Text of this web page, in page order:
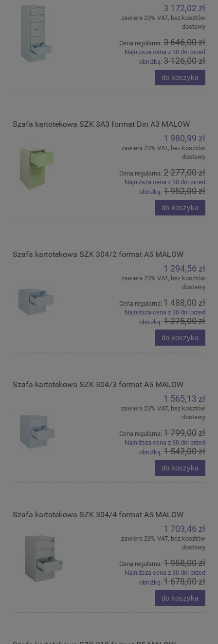
3 172,02 zł
zawiera 23% VAT, bez kosztów
dostawy
Cena regularna: 3 646,00 zł
Najniższa cena z 30 dni przed
obniżką: 3 126,00 zł
do koszyka
Szafa kartotekowa SZK 3A3 format Din A3 MALOW
1 980,99 zł
zawiera 23% VAT, bez kosztów
dostawy
Cena regularna: 2 277,00 zł
Najniższa cena z 30 dni przed
obniżką: 1 952,00 zł
do koszyka
Szafa kartotekowa SZK 304/2 format A5 MALOW
1 294,56 zł
zawiera 23% VAT, bez kosztów
dostawy
Cena regularna: 1 488,00 zł
Najniższa cena z 30 dni przed
obniżką: 1 275,00 zł
do koszyka
Szafa kartotekowa SZK 304/3 format A5 MALOW
1 565,13 zł
zawiera 23% VAT, bez kosztów
dostawy
Cena regularna: 1 799,00 zł
Najniższa cena z 30 dni przed
obniżką: 1 542,00 zł
do koszyka
Szafa kartotekowa SZK 304/4 format A5 MALOW
1 703,46 zł
zawiera 23% VAT, bez kosztów
dostawy
Cena regularna: 1 958,00 zł
Najniższa cena z 30 dni przed
obniżką: 1 678,00 zł
do koszyka